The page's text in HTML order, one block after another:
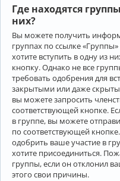
Где находятся
них?
Вы можете получить
группах по ссылке
хотите вступить в одну из
кнопку. Однако не все
требовать одобрения для
закрытыми или даже
вы можете запросить
соответствующей кнопке.
в группе, вы можете
по соответствующей
одобрить ваше участие в
хотите присоединиться.
группы, если он отклонил
этого свои причины.